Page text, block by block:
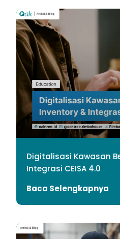
Digitalisasi Kawasan
Integrasi CEISA 4.0
Baca Selengkapnya